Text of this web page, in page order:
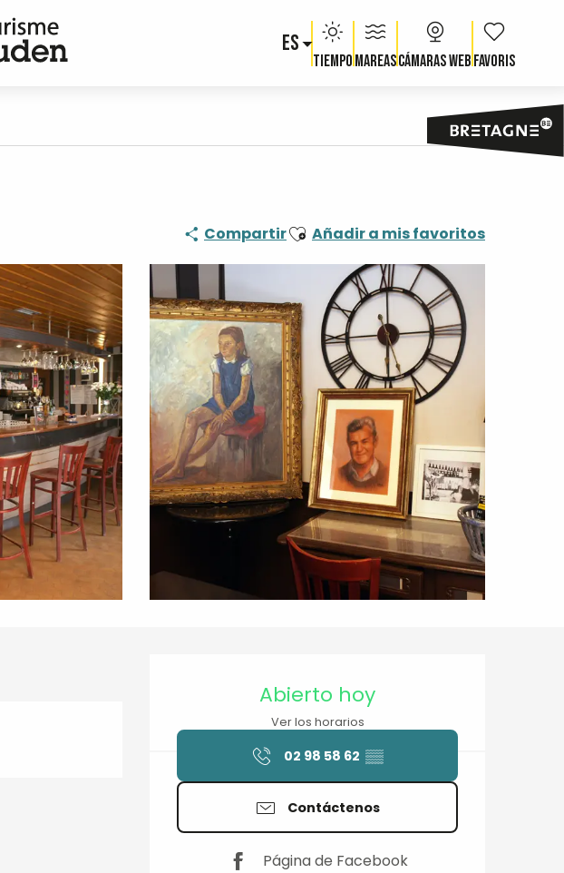
ES
TiempoMareasCámaras web Voir les
CompartirAjouter aux favoris
Añadir a mis favoritos
Horarios y datos de contacto
Abierto hoy
Ver los horarios
02 98 58 62 ▒▒
Contáctenos
Página de Facebook